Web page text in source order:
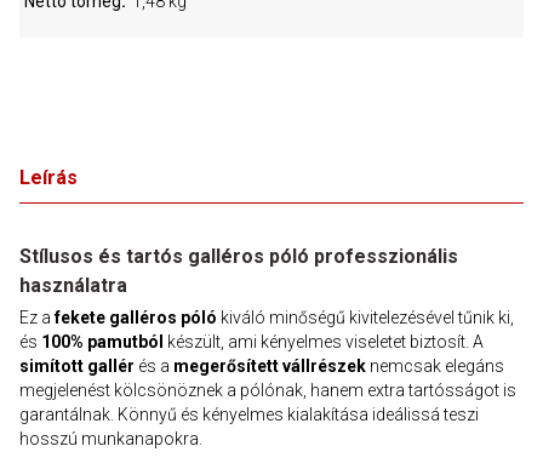
Leírás
Stílusos és tartós galléros póló professzionális
használatra
Ez afekete galléros póló kiváló minőségű kivitelezésével tűnik ki,
és 100% pamutból készült, ami kényelmes viseletet biztosít. A
simított gallér és a megerősített vállrészek nemcsak elegáns
megjelenést kölcsönöznek a pólónak, hanem extra tartósságot is
garantálnak. Könnyű és kényelmes kialakítása ideálissá teszi
hosszú munkanapokra.